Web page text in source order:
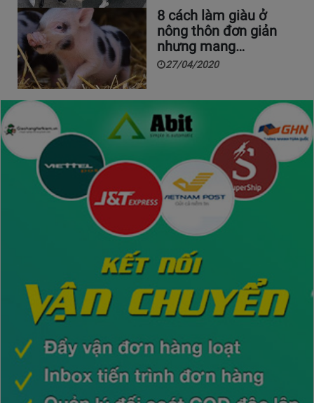
8 cách làm giàu ở
nông thôn đơn giản
nhưng mang…
27/04/2020